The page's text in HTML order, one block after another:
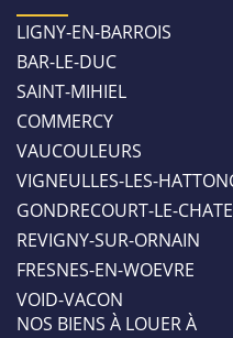
LIGNY-EN-BARROIS
BAR-LE-DUC
SAINT-MIHIEL
COMMERCY
VAUCOULEURS
VIGNEULLES-LES-
GONDRECOURT-LE-
REVIGNY-SUR-ORNAIN
FRESNES-EN-WOEVRE
VOID-VACON
NOS BIENS À LOUER À